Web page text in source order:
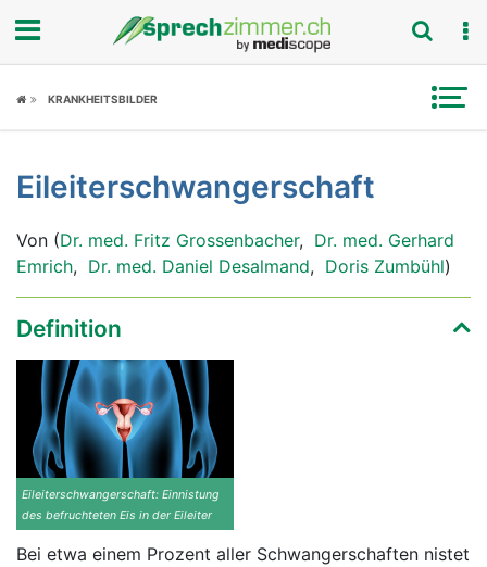
Fokus
Symptome
Untersuchungen
News
Rubriken
KRANKHEITSBILDER
Eileiterschwangerschaft
Von (Dr. med. Fritz Grossenbacher, Dr. med. Gerhard
Emrich, Dr. med. Daniel Desalmand, Doris Zumbühl)
Definition
Eileiterschwangerschaft: Einnistung
des befruchteten Eis in der Eileiter
Bei etwa einem Prozent aller Schwangerschaften nistet